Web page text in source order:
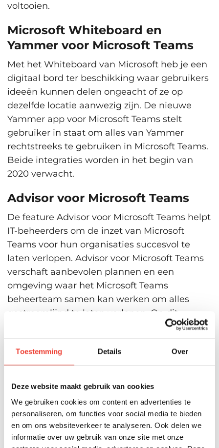
Toestemming Details Over
Deze website maakt gebruik van cookies
We gebruiken cookies om content en advertenties te
personaliseren, om functies voor social media te bieden
en om ons websiteverkeer te analyseren. Ook delen we
informatie over uw gebruik van onze site met onze
voltooien.
Microsoft Whiteboard en
Yammer voor Microsoft Teams
Met het Whiteboard van Microsoft heb je een
digitaal bord ter beschikking waar gebruikers
ideeën kunnen delen ongeacht of ze op
dezelfde locatie aanwezig zijn. De nieuwe
Yammer app voor Microsoft Teams stelt
gebruiker in staat om alles van Yammer
rechtstreeks te gebruiken in Microsoft Teams.
Beide integraties worden in het begin van
2020 verwacht.
Advisor voor Microsoft Teams
De feature Advisor voor Microsoft Teams helpt
IT-beheerders om de inzet van Microsoft
Teams voor hun organisaties succesvol te
laten verlopen. Advisor voor Microsoft Teams
verschaft aanbevolen plannen en een
omgeving waar het Microsoft Teams
beheerteam samen kan werken om alles
gestroomlijnd te laten verlopen. Op dit
moment is de feature in public preview
Verbeterde beveiliging
Gebruikers zullen direct gewaarschuwd
worden bij het delen van gevaarlijke links
door de Advanced Threat Protection (ATP) van
Office 365. Bij het versturen van een mogelijk
gevaarlijke link krijgt de gebruiker de vraag of